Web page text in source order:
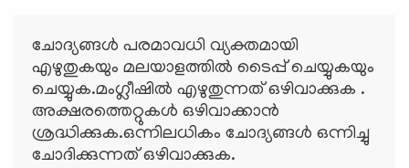
ചോദ്യങ്ങള്‍ പരമാവധി വ്യക്തമായി
എഴുതുകയും മലയാളത്തില്‍ ടൈപ്പ് ചെയ്യുകയും
ചെയ്യുക.മംഗ്ലീഷില്‍ എഴുതുന്നത് ഒഴിവാക്കുക .
അക്ഷരത്തെറ്റുകള്‍ ഒഴിവാക്കാന്‍
ശ്രദ്ധിക്കുക.ഒന്നിലധികം ചോദ്യങ്ങള്‍ ഒന്നിച്ചു
ചോദിക്കുന്നത് ഒഴിവാക്കുക.